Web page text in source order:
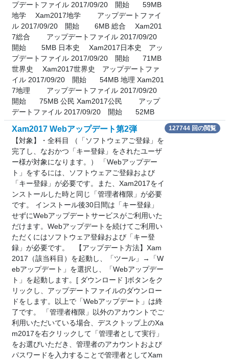
プデートファイル 2017/09/20 開始 59MB
地学 Xam2017地学 アップデートファイ
ル 2017/09/20 開始 6MB 総合 Xam201
7総合 アップデートファイル 2017/09/20
開始 5MB 日本史 Xam2017日本史 アッ
プデートファイル 2017/09/20 開始 71MB
世界史 Xam2017世界史 アップデートファ
イル 2017/09/20 開始 54MB 地理 Xam201
7地理 アップデートファイル 2017/09/20
開始 75MB 公民 Xam2017公民 アップ
デートファイル 2017/09/20 開始 52MB
Xam2017 Webアップデート第2弾
【対象】・全科目 （「ソフトウェアご登録」を
完了し、なおかつ「キー登録」をされたユーザ
ー様が対象になります。） 「Webアップデー
ト」をするには、ソフトウェアご登録および
「キー登録」が必要です。また、Xam2017をイ
ンストールした時と同じ「管理者権限」が必要
です。 インストール後30日間は「キー登録」
せずにWebアップデートサービスがご利用いた
だけます。Webアップデートを続けてご利用い
ただくにはソフトウェア登録および「キー登
録」が必要です。 【アップデート方法】Xam
2017（該当科目）を起動し、「ツール」→「W
ebアップデート」を選択し、「Webアップデー
ト」を起動します。[ ダウンロード ]ボタンをク
リックし、アップデートファイルのダウンロー
ドをします。以上で「Webアップデート」は終
了です。 「管理者権限」以外のアカウントでご
利用いただいている場合、デスクトップ上のXa
m2017を右クリックして「管理者として実行」
をお選びいただき、管理者のアカウントおよび
パスワードを入力することで管理者としてXam
127744 回の閲覧